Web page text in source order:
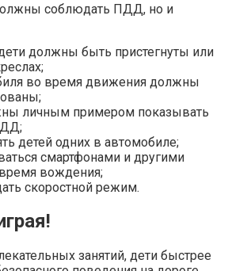
соблюдать ПДД, но и
должны быть пристегнуты или
во время движения должны
личным примером показывать
детей одних в автомобиле;
смартфонами и другими
вождения;
скоростной режим.
занятий, дети быстрее